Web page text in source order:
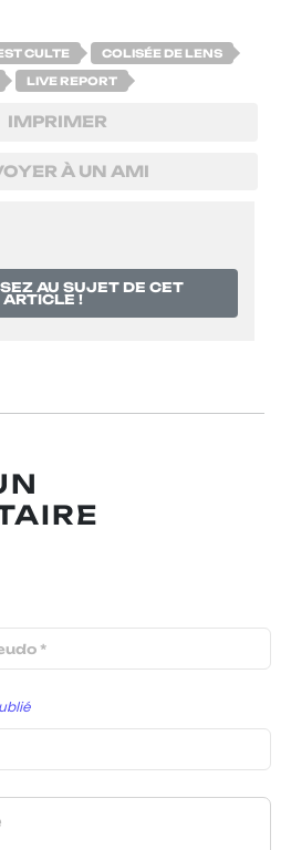
CULTE COLISÉE DE LENS
LIVE REPORT
IMPRIMER
À UN AMI
AU SUJET DE CET
ARTICLE !